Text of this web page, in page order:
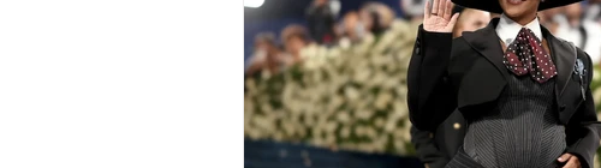
Musiques Science Podcasts
Disparitions Actualités Culture